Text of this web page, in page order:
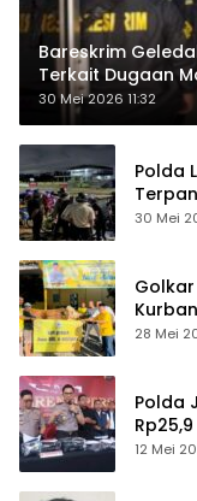
Bareskrim
Terkait Dugaan
30 Mei 2026 11:32
Polda
30 Mei
28 Mei
Polda
12 Mei